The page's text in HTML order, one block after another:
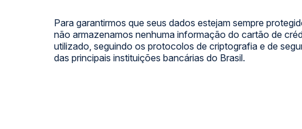
Para garantirmos que seus dados estejam sempre
não armazenamos nenhuma informação do cartão de
utilizado, seguindo os protocolos de criptografia e de
das principais instituições bancárias do Brasil.